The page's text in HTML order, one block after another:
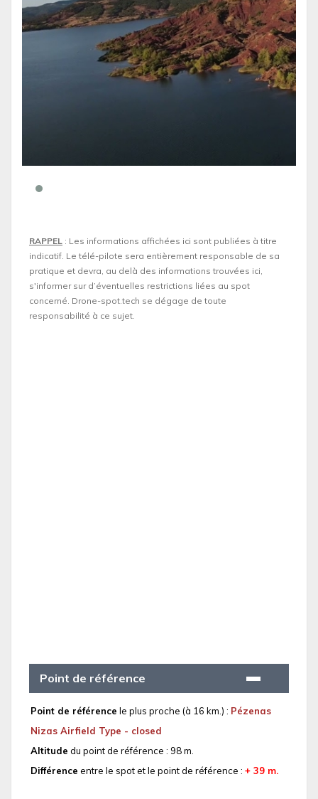
RAPPEL : Les informations affichées ici sont publiées à titre
indicatif. Le télé-pilote sera entièrement responsable de sa
pratique et devra, au delà des informations trouvées ici,
s'informer sur d’éventuelles restrictions liées au spot
concerné. Drone-spot.tech se dégage de toute
responsabilité à ce sujet.
Point de référence
Point de référence le plus proche (à 16 km.) : Pézenas
Nizas Airfield Type - closed
Altitude du point de référence : 98 m.
Différence entre le spot et le point de référence : + 39 m.